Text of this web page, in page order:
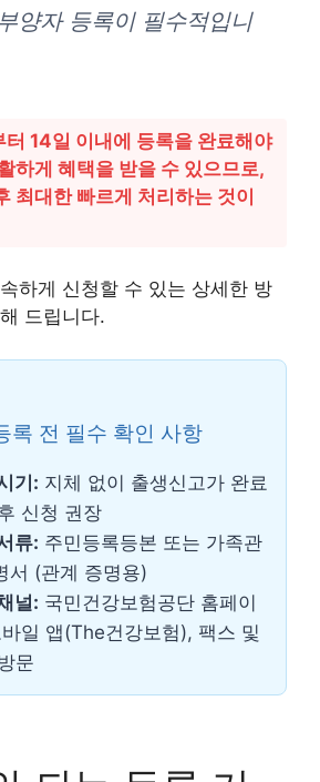
양자 등록이 필수적입니
터 14일 이내에 등록을 완료해야
하게 혜택을 받을 수 있으므로,
최대한 빠르게 처리하는 것이
하게 신청할 수 있는 상세한 방
드립니다.
록 전 필수 확인 사항
기: 지체 없이 출생신고가 완료
신청 권장
류: 주민등록등본 또는 가족관
서 (관계 증명용)
널: 국민건강보험공단 홈페이
일 앱(The건강보험), 팩스 및
문